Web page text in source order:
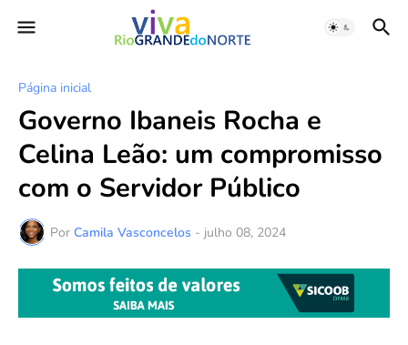
Página inicial
Governo Ibaneis Rocha e
Celina Leão: um compromisso
com o Servidor Público
Por Camila Vasconcelos - julho 08, 2024